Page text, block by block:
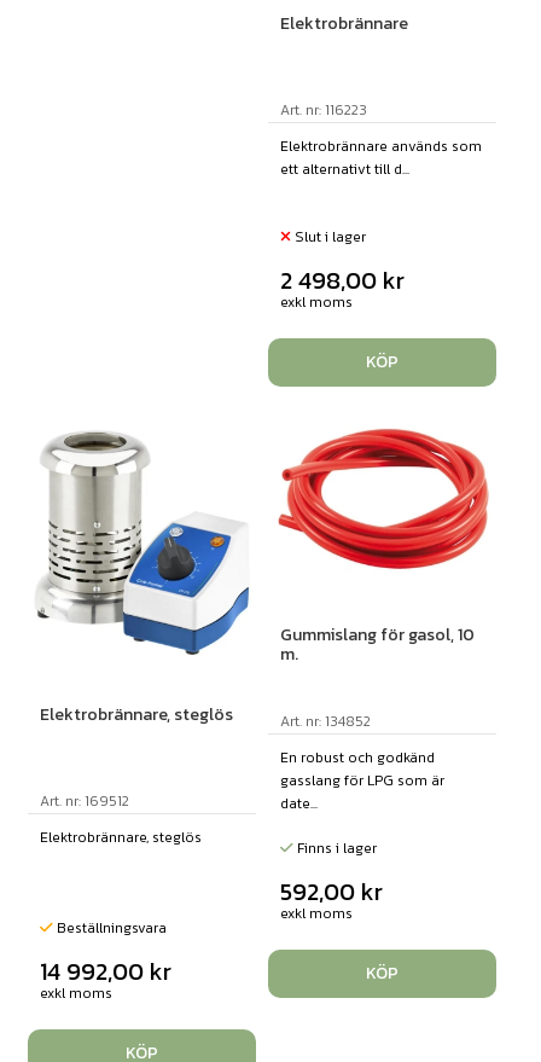
Elektrobrännare
Art. nr: 116223
Elektrobrännare används som
ett alternativt till d...
Slut i lager
2 498,00 kr
exkl moms
KÖP
Elektrobrännare, steglös
Art. nr: 169512
Elektrobrännare, steglös
Beställningsvara
14 992,00 kr
exkl moms
KÖP
Gummislang för gasol, 10
m.
Art. nr: 134852
En robust och godkänd
gasslang för LPG som är
date...
Finns i lager
592,00 kr
exkl moms
KÖP